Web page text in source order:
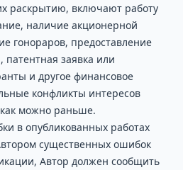
раскрытию, включают работу
наличие акционерной
гонораров, предоставление
заявка или
и другое финансовое
конфликты интересов
можно раньше.
в опубликованных работах
существенных ошибок
Автор должен сообщить